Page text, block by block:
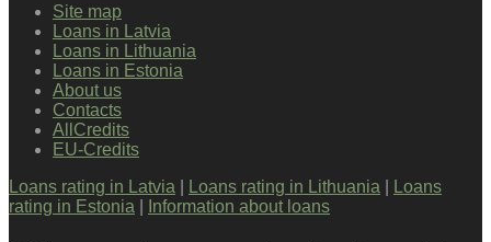
Site map
Loans in Latvia
Loans in Lithuania
Loans in Estonia
About us
Contacts
AllCredits
EU-Credits
Loans rating in Latvia
Loans rating in Lithuania
Loans
rating in Estonia
Information about loans